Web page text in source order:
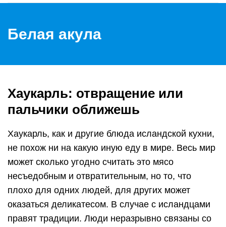
Белая акула
Хаукарль: отвращение или
пальчики оближешь
Хаукарль, как и другие блюда исландской кухни,
не похож ни на какую иную еду в мире. Весь мир
может сколько угодно считать это мясо
несъедобным и отвратительным, но то, что
плохо для одних людей, для других может
оказаться деликатесом. В случае с исландцами
правят традиции. Люди неразрывно связаны со